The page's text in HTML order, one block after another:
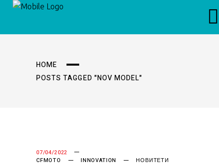
HOME
POSTS TAGGED "NOV MODEL"
07/04/2022
CFMOTO
INNOVATION НОВИТЕТИ